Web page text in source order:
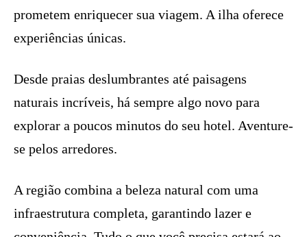
prometem enriquecer sua viagem. A ilha oferece
experiências únicas.
Desde praias deslumbrantes até paisagens
naturais incríveis, há sempre algo novo para
explorar a poucos minutos do seu hotel. Aventure-
se pelos arredores.
A região combina a beleza natural com uma
infraestrutura completa, garantindo lazer e